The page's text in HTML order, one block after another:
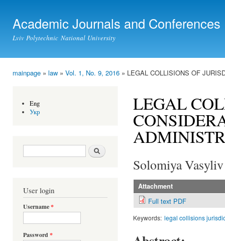
Academic Journals and Conferences
Lviv Polytechnic National University
mainpage » law » Vol. 1, No. 9, 2016 » LEGAL COLLISIONS OF
Eng
Укр
Search form Search
User login
Username*
Password *
LEGAL
Solomiya Vasyliv
Attachment
Full text PDF
Keywords: legal collisions